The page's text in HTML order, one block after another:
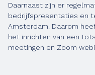
Daarnaast zijn er
bedrijfspresentaties en
Amsterdam. Daarom
het inrichten van een
meetingen en Zoom